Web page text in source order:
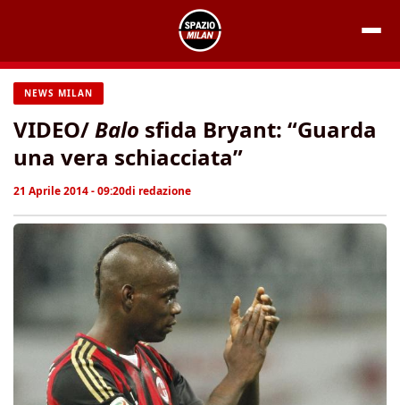
contenuto
NEWS MILAN
VIDEO/Balo sfida Bryant: “Guarda
una vera schiacciata”
21 Aprile 2014 - 09:20di redazione